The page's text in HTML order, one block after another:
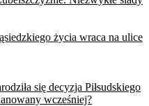
życia wraca na ulice
się decyzja Piłsudskiego
wcześniej?